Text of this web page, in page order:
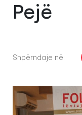
Pejë
Shpërndaje në: